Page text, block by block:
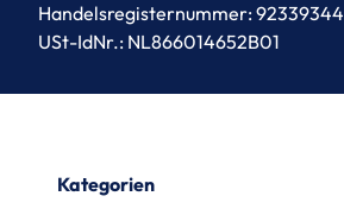
Handelsregisternummer: 92339344
USt-IdNr.: NL866014652B01
Kategorien